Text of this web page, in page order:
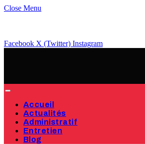
Close Menu
Facebook X (Twitter) Instagram
Accueil
Actualités
Administratif
Entretien
Blog